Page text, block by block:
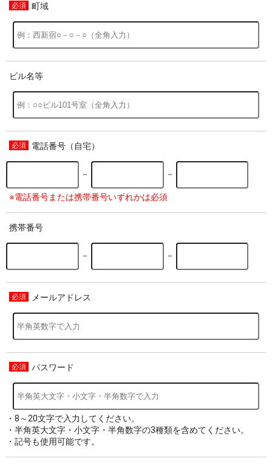
町域
ビル名等
電話番号（自宅）
－ －
※電話番号または携帯番号いずれかは必須
携帯番号
－ －
メールアドレス
パスワード
・8～20文字で入力してください。
・半角英大文字・小文字・半角数字の3種類を含めてください。
・記号も使用可能です。